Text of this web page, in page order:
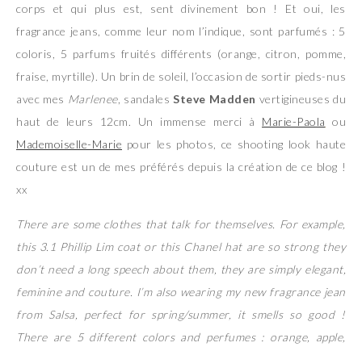
corps et qui plus est, sent divinement bon ! Et oui, les
fragrance jeans, comme leur nom l’indique, sont parfumés : 5
coloris, 5 parfums fruités différents (orange, citron, pomme,
fraise, myrtille). Un brin de soleil, l’occasion de sortir pieds-nus
avec mes Marlenee, sandales Steve Madden vertigineuses du
haut de leurs 12cm. Un immense merci à Marie-Paola ou
Mademoiselle-Marie pour les photos, ce shooting look haute
couture est un de mes préférés depuis la création de ce blog !
xx
There are some clothes that talk for themselves. For example,
this 3.1 Phillip Lim coat or this Chanel hat are so strong they
don’t need a long speech about them, they are simply elegant,
feminine and couture. I’m also wearing my new fragrance jean
from Salsa, perfect for spring/summer, it smells so good !
There are 5 different colors and perfumes : orange, apple,